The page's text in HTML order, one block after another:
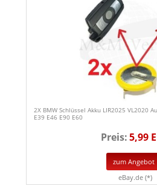
2X BMW Schlüssel Akku LIR2025 VL2020
E39 E46 E90 E60
Preis:5,99
zum Angebot
eBay.de (*)